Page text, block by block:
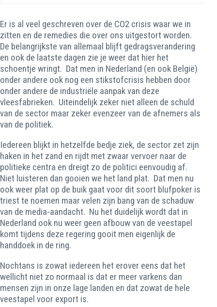
Er is al veel geschreven over de CO2 crisis waar we in
zitten en de remedies die over ons uitgestort worden.
De belangrijkste van allemaal blijft gedragsverandering
en ook de laatste dagen zie je weer dat hier het
schoentje wringt. Dat men in Nederland (en ook België)
onder andere ook nog een stikstofcrisis hebben door
onder andere de industriële aanpak van deze
vleesfabrieken. Uiteindelijk zeker niet alleen de schuld
van de sector maar zeker evenzeer van de afnemers als
van de politiek.
Iedereen blijkt in hetzelfde bedje ziek, de sector zet zijn
haken in het zand en rijdt met zwaar vervoer naar de
politieke centra en dreigt zo de politici eenvoudig af.
Niet luisteren dan gooien we het land plat. Dat men nu
ook weer plat op de buik gaat voor dit soort blufpoker is
triest te noemen maar velen zijn bang van de schaduw
van de media-aandacht. Nu het duidelijk wordt dat in
Nederland ook nu weer geen afbouw van de veestapel
komt tijdens deze regering gooit men eigenlijk de
handdoek in de ring.
Nochtans is zowat iedereen het erover eens dat het
wellicht niet zo normaal is dat er meer varkens dan
mensen zijn in onze lage landen en dat zowat de hele
veestapel voor export is.